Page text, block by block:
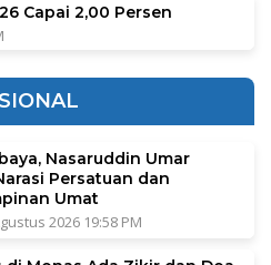
Capai 2,00 Persen
Nasaruddin Umar
Persatuan dan
Umat
2026 19:58 PM